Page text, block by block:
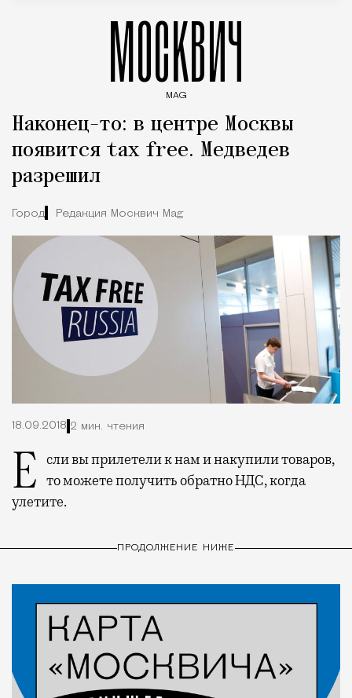
МОСКВИЧ
MAG
Наконец-то: в центре Москвы
появится tax free. Медведев
разрешил
Город Редакция Москвич Mag
18.09.2018 2 мин. чтения
Если вы прилетели к нам и накупили товаров, то можете получить обратно НДС, когда
улетите.
ПРОДОЛЖЕНИЕ НИЖЕ